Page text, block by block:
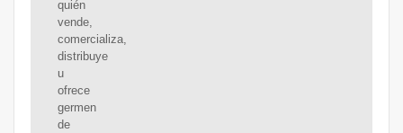
quién
vende,
comercializa,
distribuye
u
ofrece
germen
de